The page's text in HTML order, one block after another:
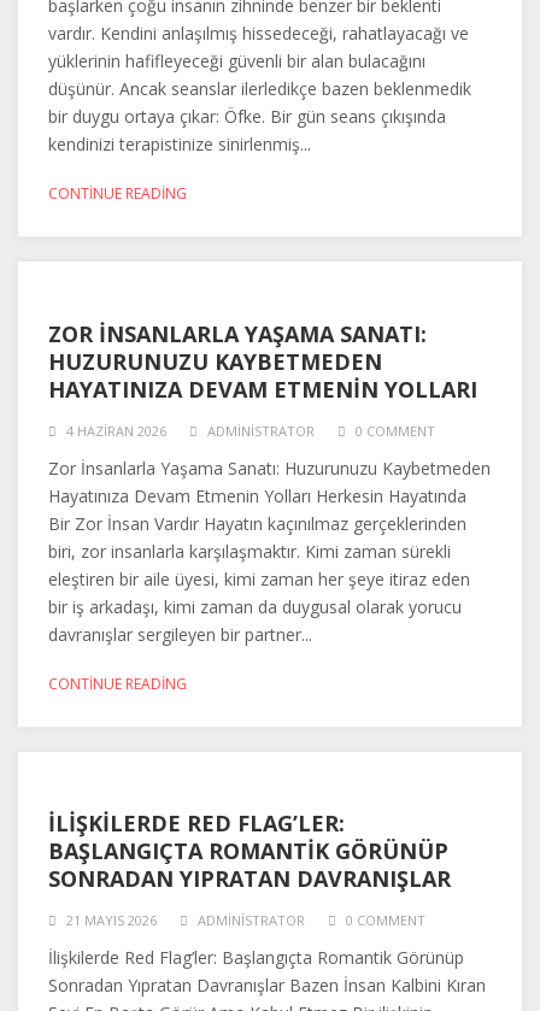
başlarken çoğu insanın zihninde benzer bir beklenti
vardır. Kendini anlaşılmış hissedeceği, rahatlayacağı ve
yüklerinin hafifleyeceği güvenli bir alan bulacağını
düşünür. Ancak seanslar ilerledikçe bazen beklenmedik
bir duygu ortaya çıkar: Öfke. Bir gün seans çıkışında
kendinizi terapistinize sinirlenmiş...
CONTINUE READING
ZOR İNSANLARLA YAŞAMA SANATI:
HUZURUNUZU KAYBETMEDEN
HAYATINIZA DEVAM ETMENIN YOLLARI
4 HAZIRAN 2026 ADMINISTRATOR 0 COMMENT
Zor İnsanlarla Yaşama Sanatı: Huzurunuzu Kaybetmeden
Hayatınıza Devam Etmenin Yolları Herkesin Hayatında
Bir Zor İnsan Vardır Hayatın kaçınılmaz gerçeklerinden
biri, zor insanlarla karşılaşmaktır. Kimi zaman sürekli
eleştiren bir aile üyesi, kimi zaman her şeye itiraz eden
bir iş arkadaşı, kimi zaman da duygusal olarak yorucu
davranışlar sergileyen bir partner...
CONTINUE READING
İLIŞKILERDE RED FLAG’LER:
BAŞLANGIÇTA ROMANTIK GÖRÜNÜP
SONRADAN YIPRATAN DAVRANIŞLAR
21 MAYIS 2026 ADMINISTRATOR 0 COMMENT
İlişkilerde Red Flag’ler: Başlangıçta Romantik Görünüp
Sonradan Yıpratan Davranışlar Bazen İnsan Kalbini Kıran